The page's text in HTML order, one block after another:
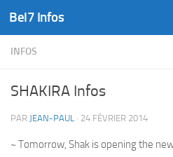
Skip to content
Bel7 Infos
INFOS
SHAKIRA Infos
PAR JEAN-PAUL · 24 FÉVRIER 2014
~ Tomorrow, Shak is opening the